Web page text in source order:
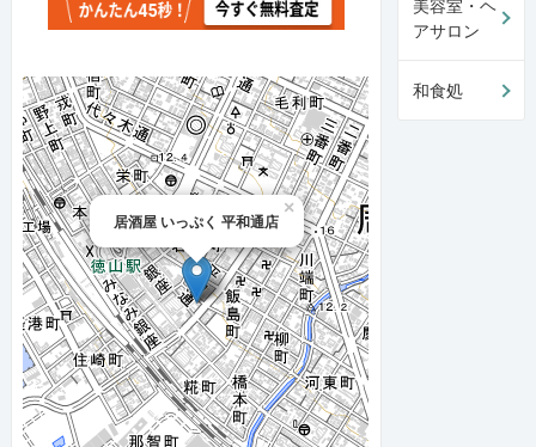
居酒屋 いっぷく 平和通店
×
美容室・ヘ
アサロン
和食処